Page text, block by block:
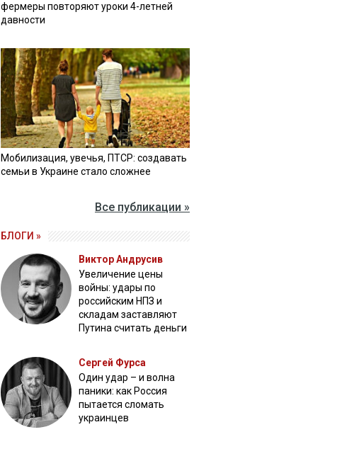
фермеры повторяют уроки 4-летней
давности
Мобилизация, увечья, ПТСР: создавать
семьи в Украине стало сложнее
Все публикации »
БЛОГИ »
Виктор Андрусив
Увеличение цены
войны: удары по
российским НПЗ и
складам заставляют
Путина считать деньги
Сергей Фурса
Один удар – и волна
паники: как Россия
пытается сломать
украинцев